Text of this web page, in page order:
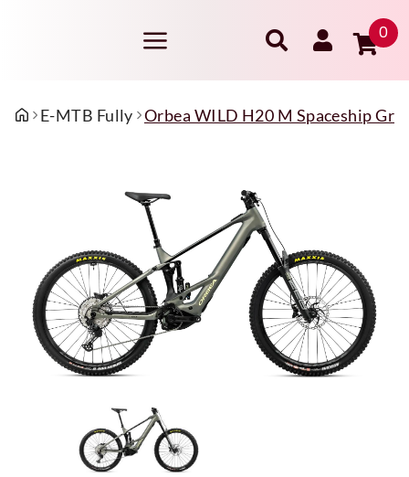
0
E-MTB Fully Orbea WILD H20 M Spaceship